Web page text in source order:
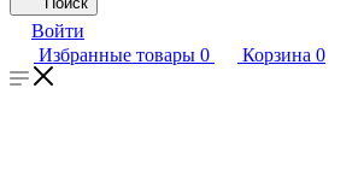
Войти
Избранные товары 0 Корзина 0